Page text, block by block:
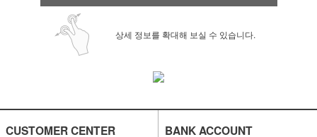
상세 정보를 확대해 보실 수 있습니다.
CUSTOMER CENTER BANK ACCOUNT